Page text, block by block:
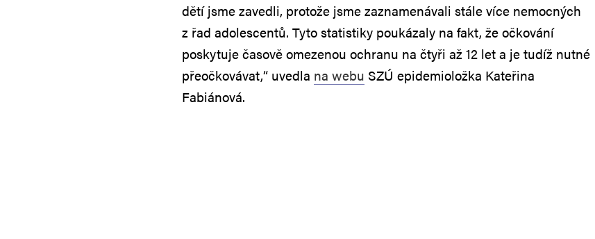
dětí jsme zavedli, protože jsme zaznamenávali stále více nemocných
z řad adolescentů. Tyto statistiky poukázaly na fakt, že očkování
poskytuje časově omezenou ochranu na čtyři až 12 let a je tudíž nutné
přeočkovávat,“ uvedla na webu SZÚ epidemioložka Kateřina
Fabiánová.